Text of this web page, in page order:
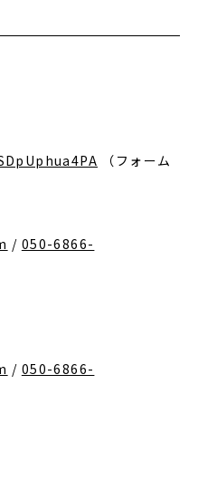
（フォーム
/ 050-6866-
/ 050-6866-